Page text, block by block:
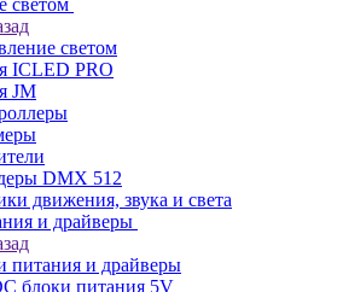
светом
светом
ICLED PRO
JM
DMX 512
движения, звука и света
и драйверы
питания и драйверы
блоки питания 5V